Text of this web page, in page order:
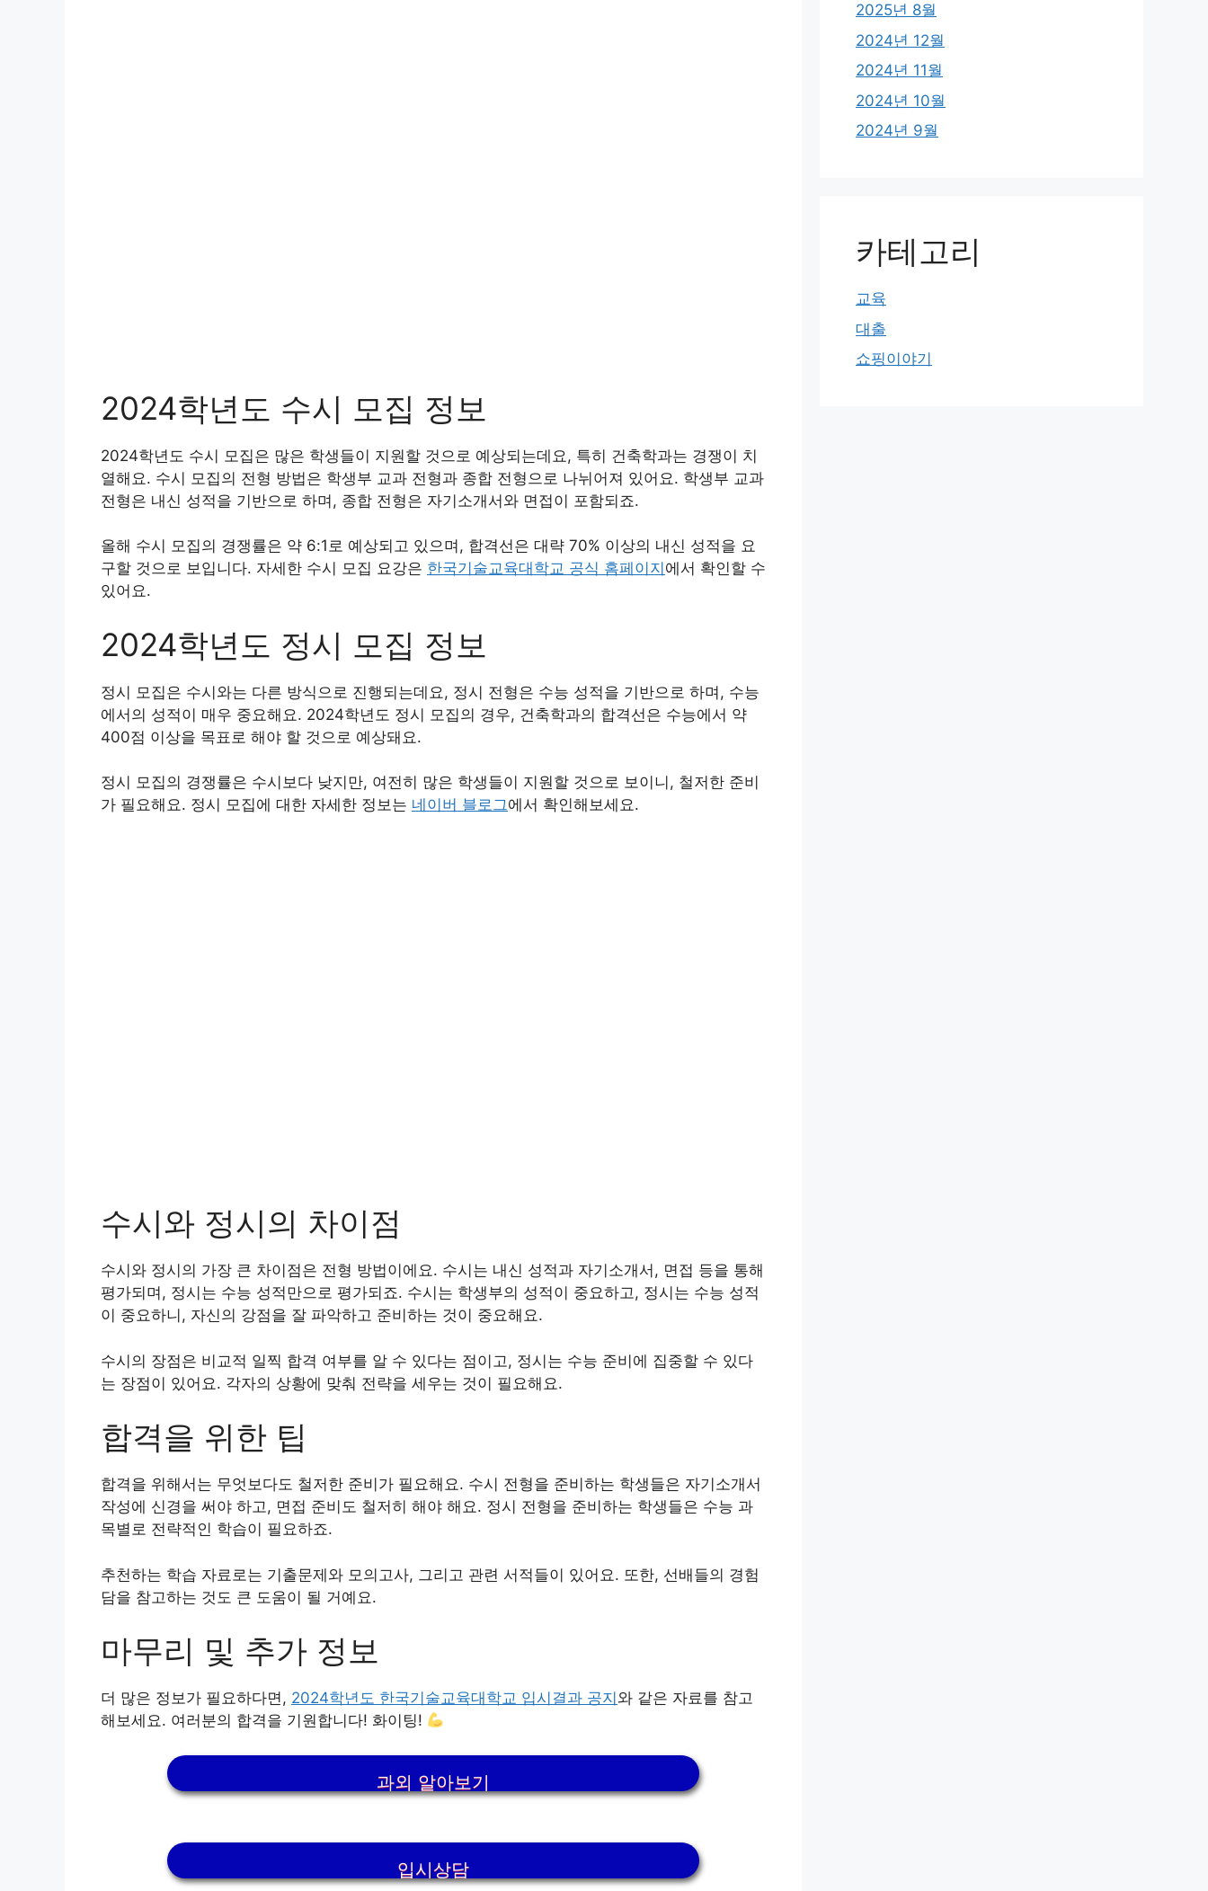
2024학년도 수시 모집 정보
2024학년도 수시 모집은 많은 학생들이 지원할 것으로 예상되는데요, 특히 건축학과는 경쟁이 치
열해요. 수시 모집의 전형 방법은 학생부 교과 전형과 종합 전형으로 나뉘어져 있어요. 학생부 교과
전형은 내신 성적을 기반으로 하며, 종합 전형은 자기소개서와 면접이 포함되죠.
올해 수시 모집의 경쟁률은 약 6:1로 예상되고 있으며, 합격선은 대략 70% 이상의 내신 성적을 요
구할 것으로 보입니다. 자세한 수시 모집 요강은 한국기술교육대학교 공식 홈페이지 에서 확인할 수
있어요.
2024학년도 정시 모집 정보
정시 모집은 수시와는 다른 방식으로 진행되는데요, 정시 전형은 수능 성적을 기반으로 하며, 수능
에서의 성적이 매우 중요해요. 2024학년도 정시 모집의 경우, 건축학과의 합격선은 수능에서 약
400점 이상을 목표로 해야 할 것으로 예상돼요.
정시 모집의 경쟁률은 수시보다 낮지만, 여전히 많은 학생들이 지원할 것으로 보이니, 철저한 준비
가 필요해요. 정시 모집에 대한 자세한 정보는 네이버 블로그에서 확인해보세요.
수시와 정시의 차이점
수시와 정시의 가장 큰 차이점은 전형 방법이에요. 수시는 내신 성적과 자기소개서, 면접 등을 통해
평가되며, 정시는 수능 성적만으로 평가되죠. 수시는 학생부의 성적이 중요하고, 정시는 수능 성적
이 중요하니, 자신의 강점을 잘 파악하고 준비하는 것이 중요해요.
수시의 장점은 비교적 일찍 합격 여부를 알 수 있다는 점이고, 정시는 수능 준비에 집중할 수 있다
는 장점이 있어요. 각자의 상황에 맞춰 전략을 세우는 것이 필요해요.
합격을 위한 팁
합격을 위해서는 무엇보다도 철저한 준비가 필요해요. 수시 전형을 준비하는 학생들은 자기소개서
작성에 신경을 써야 하고, 면접 준비도 철저히 해야 해요. 정시 전형을 준비하는 학생들은 수능 과
목별로 전략적인 학습이 필요하죠.
추천하는 학습 자료로는 기출문제와 모의고사, 그리고 관련 서적들이 있어요. 또한, 선배들의 경험
담을 참고하는 것도 큰 도움이 될 거예요.
마무리 및 추가 정보
더 많은 정보가 필요하다면, 2024학년도 한국기술교육대학교 입시결과 공지 와 같은 자료를 참고
해보세요. 여러분의 합격을 기원합니다! 화이팅!
과외 알아보기
입시상담
2025년 8월
2024년 12월
2024년 11월
2024년 10월
2024년 9월
카테고리
교육
대출
쇼핑이야기